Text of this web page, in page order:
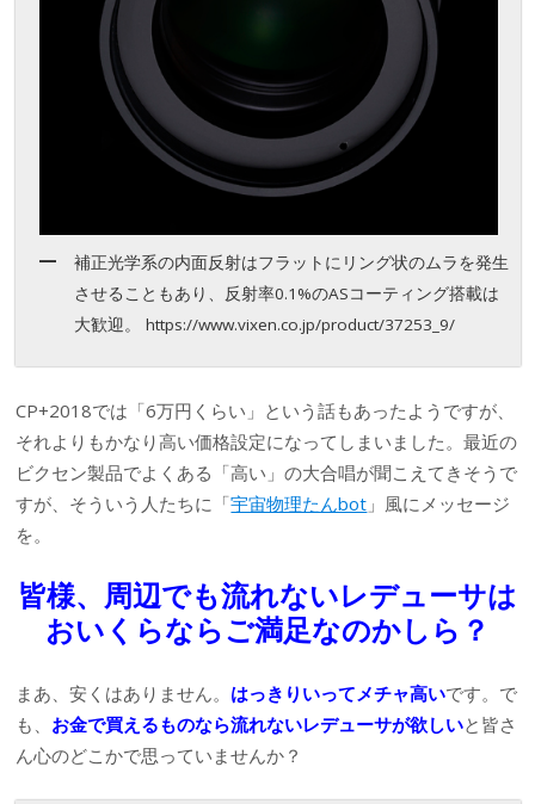
補正光学系の内面反射はフラットにリング状のムラを発生
させることもあり、反射率0.1%のASコーティング搭載は
大歓迎。 https://www.vixen.co.jp/product/37253_9/
CP+2018では「6万円くらい」という話もあったようですが、
それよりもかなり高い価格設定になってしまいました。最近の
ビクセン製品でよくある「高い」の大合唱が聞こえてきそうで
すが、そういう人たちに「宇宙物理たんbot 」風にメッセージ
を。
皆様、周辺でも流れないレデューサは
おいくらならご満足なのかしら？
まあ、安くはありません。 はっきりいってメチャ高いです。で
も、 お金で買えるものなら流れないレデューサが欲しいと皆さ
ん心のどこかで思っていませんか？